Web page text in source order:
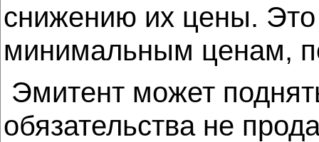
снижению их цены. Это
минимальным ценам,
Эмитент может
обязательства не